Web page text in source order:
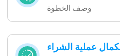
وصف الخطوة
عملية الشراء